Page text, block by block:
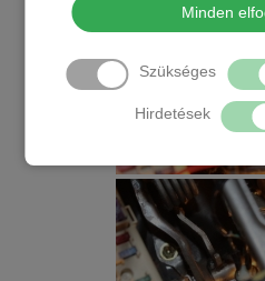
Minden
Szükséges
Hirdetések